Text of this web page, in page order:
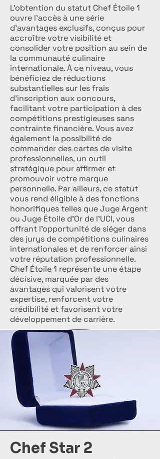
L’obtention du statut Chef Étoile 1
ouvre l’accès à une série
d’avantages exclusifs, conçus pour
accroître votre visibilité et
consolider votre position au sein de
la communauté culinaire
internationale. À ce niveau, vous
bénéficiez de réductions
substantielles sur les frais
d’inscription aux concours,
facilitant votre participation à des
compétitions prestigieuses sans
contrainte financière. Vous avez
également la possibilité de
commander des cartes de visite
professionnelles, un outil
stratégique pour affirmer et
promouvoir votre marque
personnelle. Par ailleurs, ce statut
vous rend éligible à des fonctions
honorifiques telles que Juge Argent
ou Juge Étoile d’Or de l’UCI, vous
offrant l’opportunité de siéger dans
des jurys de compétitions culinaires
internationales et de renforcer ainsi
votre réputation professionnelle.
Chef Étoile 1 représente une étape
décisive, marquée par des
avantages qui valorisent votre
expertise, renforcent votre
crédibilité et favorisent votre
développement de carrière.
Chef Star 2